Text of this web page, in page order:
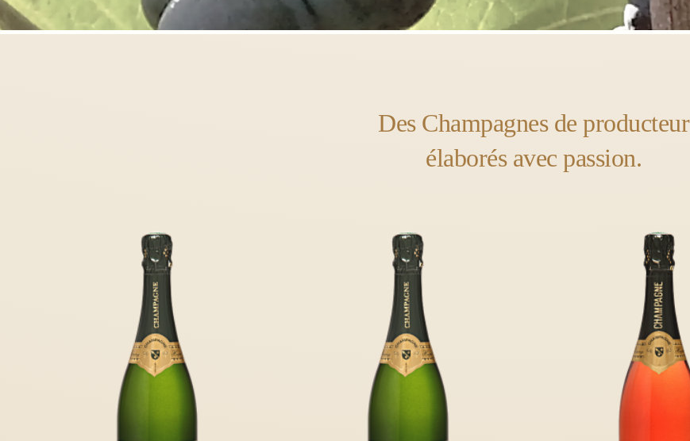
Des Champagnes de producteur
élaborés avec passion.